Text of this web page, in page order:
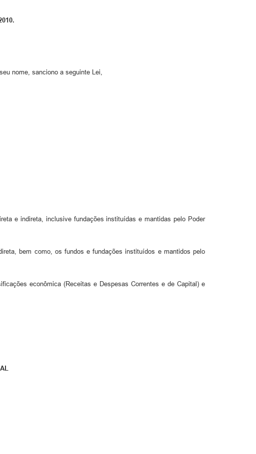
nome, sanciono a seguinte Lei,
e indireta, inclusive fundações instituídas e mantidas pelo Poder
bem como, os fundos e fundações instituídos e mantidos pelo
econômica (Receitas e Despesas Correntes e de Capital) e